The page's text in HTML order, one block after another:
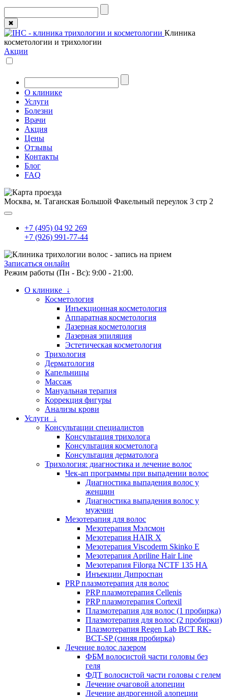
✖
Клиника
косметологии и трихологии
Акции
О клинике
Услуги
Болезни
Врачи
Акция
Цены
Отзывы
Контакты
Блог
FAQ
Москва, м. Таганская Большой Факельный переулок 3 стр 2
+7 (495) 04 92 269
+7 (926) 991-77-44
Записаться онлайн
Режим работы (Пн - Вс): 9:00 - 21:00.
О клинике ↓
Косметология
Инъекционная косметология
Аппаратная косметология
Лазерная косметология
Лазерная эпиляция
Эстетическая косметология
Трихология
Дерматология
Капельницы
Массаж
Мануальная терапия
Коррекция фигуры
Анализы крови
Услуги ↓
Консультации специалистов
Консультация трихолога
Консультация косметолога
Консультация дерматолога
Трихология: диагностика и лечение волос
Чек-ап программы при выпадении волос
Диагностика выпадения волос у
женщин
Диагностика выпадения волос у
мужчин
Мезотерапия для волос
Мезотерапия Мэлсмон
Мезотерапия HAIR X
Мезотерапия Viscoderm Skinko E
Мезотерапия Apriline Hair Line
Мезотерапия Filorga NCTF 135 HA
Инъекции Дипроспан
PRP плазмотерапия для волос
PRP плазмотерапия Cellenis
PRP плазмотерапия Cortexil
Плазмотерапия для волос (1 пробирка)
Плазмотерапия для волос (2 пробирки)
Плазмотерапия Regen Lab BCT RK-
BCT-SP (синяя пробирка)
Лечение волос лазером
ФБМ волосистой части головы без
геля
ФДТ волосистой части головы с гелем
Лечение очаговой алопеции
Лечение андрогенной алопеции